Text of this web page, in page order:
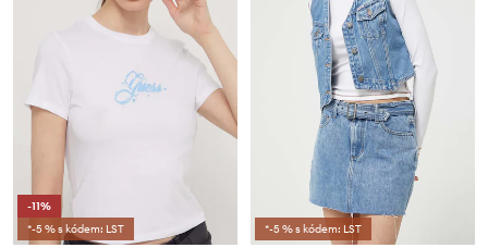
-11%
*-5 % s kódem: LST
*-5 % s kódem: LST